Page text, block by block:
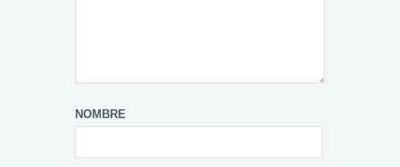
NOMBRE